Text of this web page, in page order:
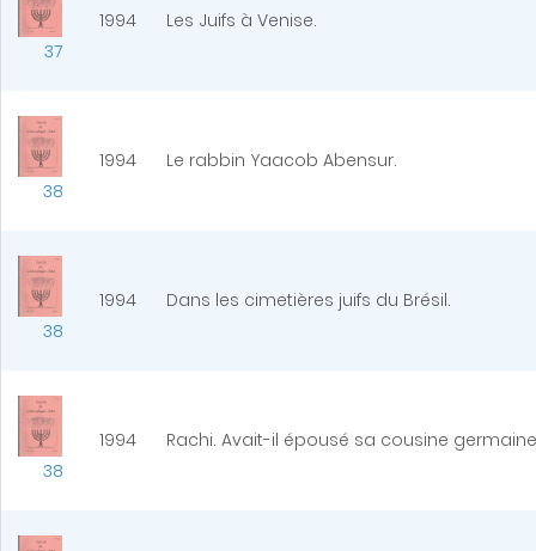
37
1994 Les Juifs à Venise.
38
1994 Le rabbin Yaacob Abensur.
38
1994 Dans les cimetières juifs du Brésil.
38
1994 Rachi. Avait-il épousé sa cousine